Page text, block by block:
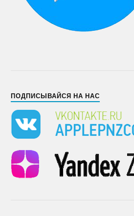
ПОДПИСЫВАЙСЯ НА НАС